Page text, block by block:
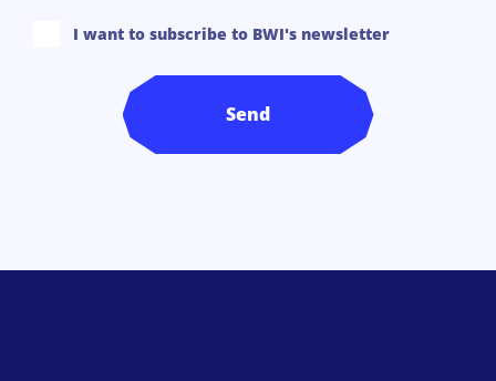
I want to subscribe to BWI's newsletter